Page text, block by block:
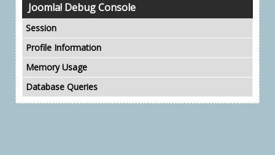
Joomla! Debug Console
Session
Profile Information
Memory Usage
Database Queries